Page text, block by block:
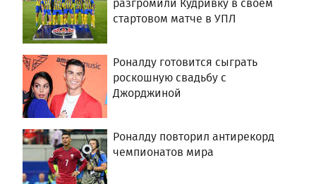
стартовом матче в УПЛ
Роналду готовится сыграть
роскошную свадьбу с
Джорджиной
Роналду повторил антирекорд
чемпионатов мира